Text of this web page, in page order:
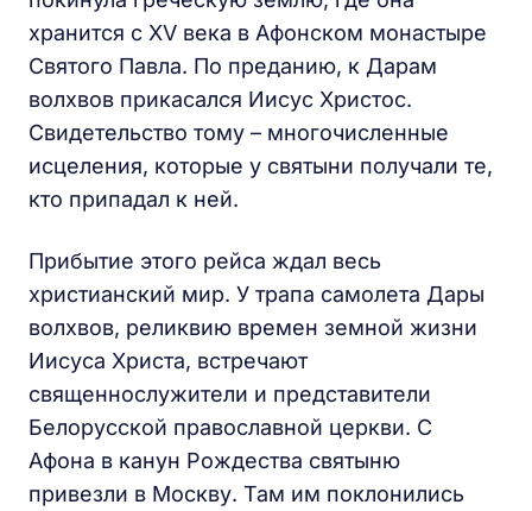
хранится с XV века в Афонском монастыре
Святого Павла. По преданию, к Дарам
волхвов прикасался Иисус Христос.
Свидетельство тому – многочисленные
исцеления, которые у святыни получали те,
кто припадал к ней.
Прибытие этого рейса ждал весь
христианский мир. У трапа самолета Дары
волхвов, реликвию времен земной жизни
Иисуса Христа, встречают
священнослужители и представители
Белорусской православной церкви. С
Афона в канун Рождества святыню
привезли в Москву. Там им поклонились